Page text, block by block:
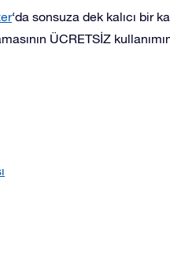
‘da sonsuza dek kalıcı bir
ÜCRETSİZ